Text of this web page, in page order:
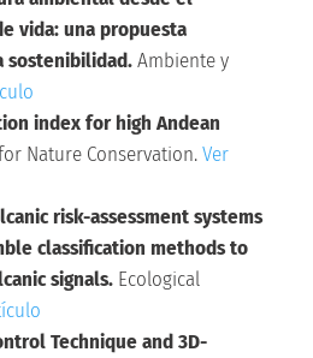
vida: una propuesta
sostenibilidad.Ambiente y
index for high Andean
Nature Conservation.Ver
risk-assessment systems
classification methods to
signals. Ecological
Technique and 3D-